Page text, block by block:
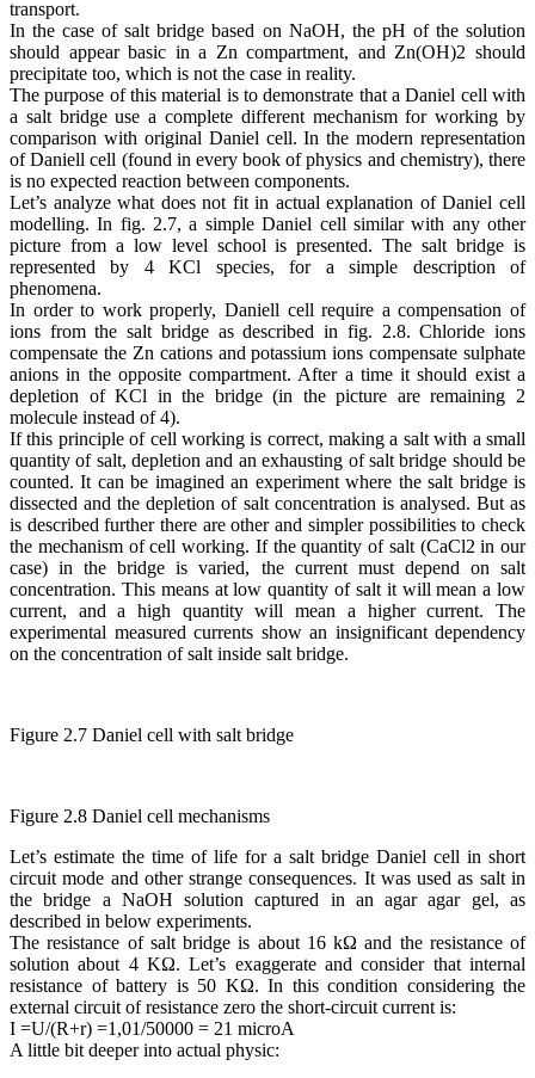
transport.
In the case of salt bridge based on NaOH, the pH of the solution
should appear basic in a Zn compartment, and Zn(OH)2 should
precipitate too, which is not the case in reality.
The purpose of this material is to demonstrate that a Daniel cell with
a salt bridge use a complete different mechanism for working by
comparison with original Daniel cell. In the modern representation
of Daniell cell (found in every book of physics and chemistry), there
is no expected reaction between components.
Let’s analyze what does not fit in actual explanation of Daniel cell
modelling. In fig. 2.7, a simple Daniel cell similar with any other
picture from a low level school is presented. The salt bridge is
represented by 4 KCl species, for a simple description of
phenomena.
In order to work properly, Daniell cell require a compensation of
ions from the salt bridge as described in fig. 2.8. Chloride ions
compensate the Zn cations and potassium ions compensate sulphate
anions in the opposite compartment. After a time it should exist a
depletion of KCl in the bridge (in the picture are remaining 2
molecule instead of 4).
If this principle of cell working is correct, making a salt with a small
quantity of salt, depletion and an exhausting of salt bridge should be
counted. It can be imagined an experiment where the salt bridge is
dissected and the depletion of salt concentration is analysed. But as
is described further there are other and simpler possibilities to check
the mechanism of cell working. If the quantity of salt (CaCl2 in our
case) in the bridge is varied, the current must depend on salt
concentration. This means at low quantity of salt it will mean a low
current, and a high quantity will mean a higher current. The
experimental measured currents show an insignificant dependency
on the concentration of salt inside salt bridge.
Figure 2.7 Daniel cell with salt bridge
Figure 2.8 Daniel cell mechanisms
Let’s estimate the time of life for a salt bridge Daniel cell in short
circuit mode and other strange consequences. It was used as salt in
the bridge a NaOH solution captured in an agar agar gel, as
described in below experiments.
The resistance of salt bridge is about 16 kΩ and the resistance of
solution about 4 KΩ. Let’s exaggerate and consider that internal
resistance of battery is 50 KΩ. In this condition considering the
external circuit of resistance zero the short-circuit current is:
I =U/(R+r) =1,01/50000 = 21 microA
A little bit deeper into actual physic: